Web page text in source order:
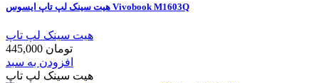
هیت سینک لپ تاپ ایسوس Vivobook M1603Q
هیت سینک لپ تاپ
445,000 تومان
افزودن به سبد
هیت سینک لپ تاپ